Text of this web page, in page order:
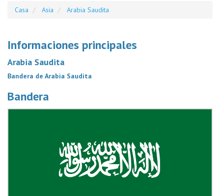
Casa Asia Arabia Saudita
Informaciones principales
Arabia Saudita
Bandera de Arabia Saudita
Bandera